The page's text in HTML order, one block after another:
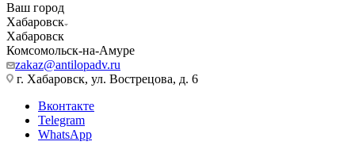
Ваш город
Хабаровск
Хабаровск
Комсомольск-на-Амуре
zakaz@antilopadv.ru
г. Хабаровск, ул. Вострецова, д. 6
Вконтакте
Telegram
WhatsApp